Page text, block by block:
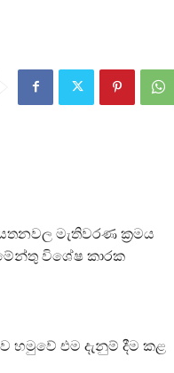
මැතිවරණ ක්‍රමය
විශේෂ කාරක
හමුවේ එම දැනුම් දීම කළ